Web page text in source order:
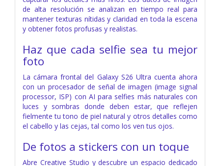
de alta resolución se analizan en tiempo real para
mantener texturas nítidas y claridad en toda la escena
y obtener fotos profusas y realistas.
Haz que cada selfie sea tu mejor
foto
La cámara frontal del Galaxy S26 Ultra cuenta ahora
con un procesador de señal de imagen (image signal
processor, ISP) con AI para selfies más naturales con
luces y sombras donde deben estar, que reflejen
fielmente tu tono de piel natural y otros detalles como
el cabello y las cejas, tal como los ven tus ojos.
De fotos a stickers con un toque
Abre Creative Studio y descubre un espacio dedicado